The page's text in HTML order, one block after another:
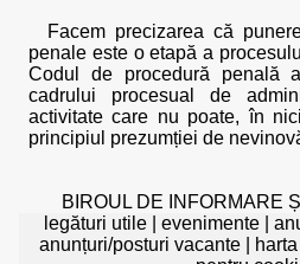
Facem precizarea că
penale este o etapă a
Codul de procedură penală
cadrului procesual de
activitate care nu poate, în
principiul prezumției de
BIROUL DE INFORMARE
legături utile
evenimente
anunțuri/posturi vacante